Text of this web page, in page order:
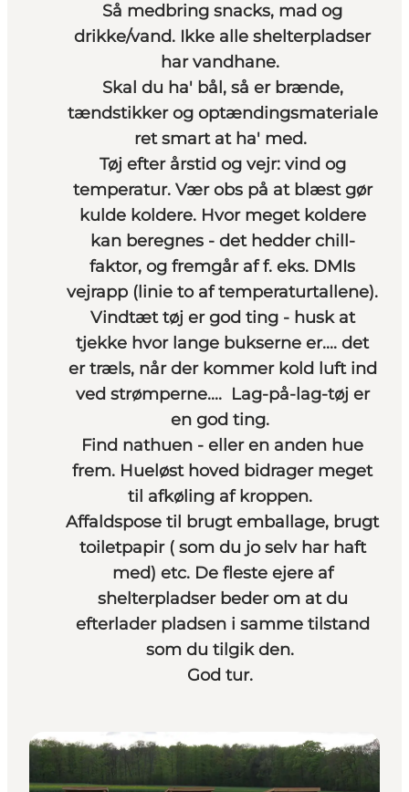
Så medbring snacks, mad og
drikke/vand. Ikke alle shelterpladser
har vandhane.
Skal du ha' bål, så er brænde,
tændstikker og optændingsmateriale
ret smart at ha' med.
Tøj efter årstid og vejr: vind og
temperatur. Vær obs på at blæst gør
kulde koldere. Hvor meget koldere
kan beregnes - det hedder chill-
faktor, og fremgår af f. eks. DMIs
vejrapp (linie to af temperaturtallene).
Vindtæt tøj er god ting - husk at
tjekke hvor lange bukserne er.... det
er træls, når der kommer kold luft ind
ved strømperne.... Lag-på-lag-tøj er
en god ting.
Find nathuen - eller en anden hue
frem. Hueløst hoved bidrager meget
til afkøling af kroppen.
Affaldspose til brugt emballage, brugt
toiletpapir ( som du jo selv har haft
med) etc. De fleste ejere af
shelterpladser beder om at du
efterlader pladsen i samme tilstand
som du tilgik den.
God tur.